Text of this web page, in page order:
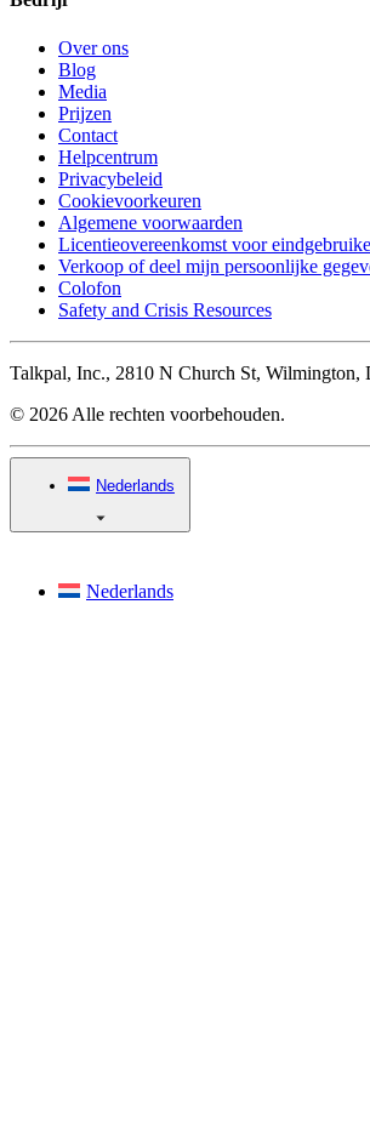
Over ons
Blog
Media
Prijzen
Contact
Helpcentrum
Privacybeleid
Cookievoorkeuren
Algemene voorwaarden
Licentieovereenkomst voor
Verkoop of deel mijn persoonlijke
Colofon
Safety and Crisis Resources
Talkpal, Inc., 2810 N Church St, Wilmington,
© 2026 Alle rechten voorbehouden.
Nederlands
Nederlands